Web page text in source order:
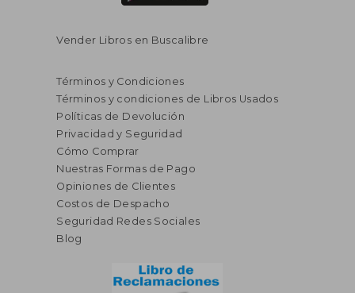
Vender Libros en Buscalibre
Términos y Condiciones
Términos y condiciones de Libros Usados
Políticas de Devolución
Privacidad y Seguridad
Cómo Comprar
Nuestras Formas de Pago
Opiniones de Clientes
Costos de Despacho
Seguridad Redes Sociales
Blog